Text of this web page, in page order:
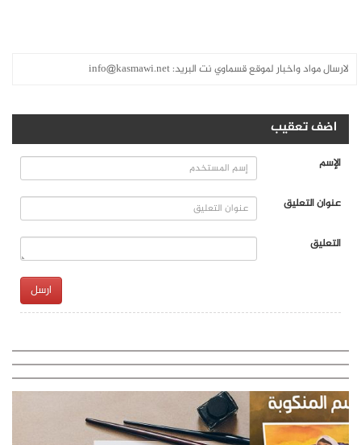
لارسال مواد واخبار لموقع قسماوي نت البريد:info@kasmawi.net
اضف تعقيب
الإسم
عنوان التعليق
التعليق
ارسل